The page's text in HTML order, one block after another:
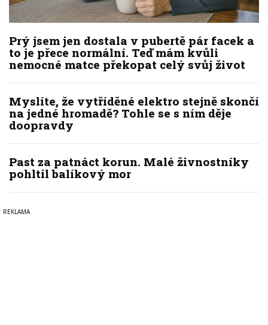
Prý jsem jen dostala v pubertě pár facek a
to je přece normální. Teď mám kvůli
nemocné matce překopat celý svůj život
Myslíte, že vytříděné elektro stejně skončí
na jedné hromadě? Tohle se s ním děje
doopravdy
Past za patnáct korun. Malé živnostníky
pohltil balíkový mor